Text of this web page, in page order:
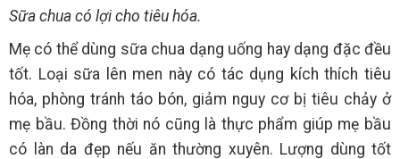
Sữa chua có lợi cho tiêu hóa.
Mẹ có thể dùng sữa chua dạng uống hay dạng đặc đều
tốt. Loại sữa lên men này có tác dụng kích thích tiêu
hóa, phòng tránh táo bón, giảm nguy cơ bị tiêu chảy ở
mẹ bầu. Đồng thời nó cũng là thực phẩm giúp mẹ bầu
có làn da đẹp nếu ăn thường xuyên. Lượng dùng tốt